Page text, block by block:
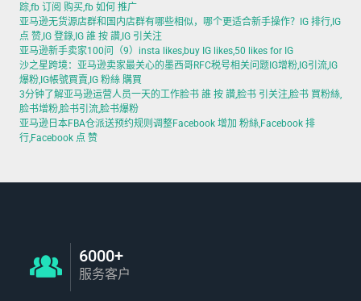
踪,fb 订阅 购买,fb 如何 推广
亚马逊无货源店群和国内店群有哪些相似，哪个更适合新手操作？IG 排行,IG
点 赞,IG 登錄,IG 誰 按 讚,IG 引关注
亚马逊新手卖家100问（9）insta likes,buy IG likes,50 likes for IG
沙之星跨境：亚马逊卖家最关心的墨西哥RFC税号相关问题IG增粉,IG引流,IG
爆粉,IG帳號買賣,IG 粉絲 購買
3分钟了解亚马逊运营人员一天的工作脸书 誰 按 讚,脸书 引关注,脸书 買粉絲,
脸书增粉,脸书引流,脸书爆粉
亚马逊日本FBA仓派送预约规则调整Facebook 增加 粉絲,Facebook 排
行,Facebook 点 赞
6000+
服务客户